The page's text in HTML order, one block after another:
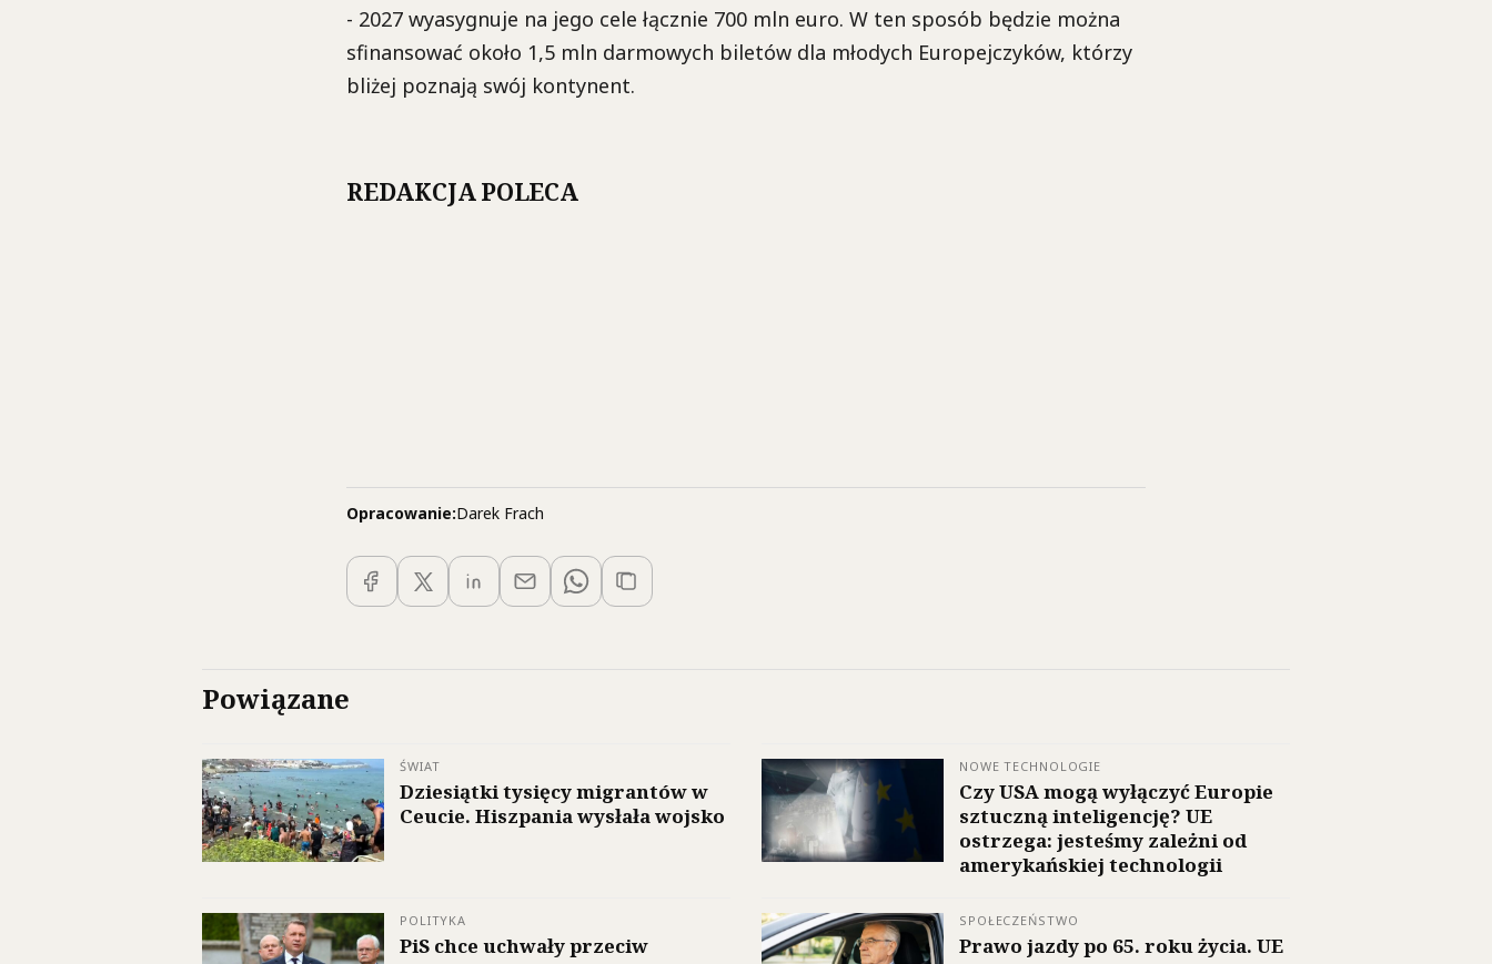
- 2027 wyasygnuje na jego cele łącznie 700 mln euro. W ten sposób będzie można
sfinansować około 1,5 mln darmowych biletów dla młodych Europejczyków, którzy
bliżej poznają swój kontynent.
REDAKCJA POLECA
Opracowanie:Darek Frach
Powiązane
ŚWIAT
Dziesiątki tysięcy migrantów w
Ceucie. Hiszpania wysłała wojsko
NOWE TECHNOLOGIE
Czy USA mogą wyłączyć Europie
sztuczną inteligencję? UE
ostrzega: jesteśmy zależni od
amerykańskiej technologii
POLITYKA
PiS chce uchwały przeciw
SPOŁECZEŃSTWO
Prawo jazdy po 65. roku życia. UE